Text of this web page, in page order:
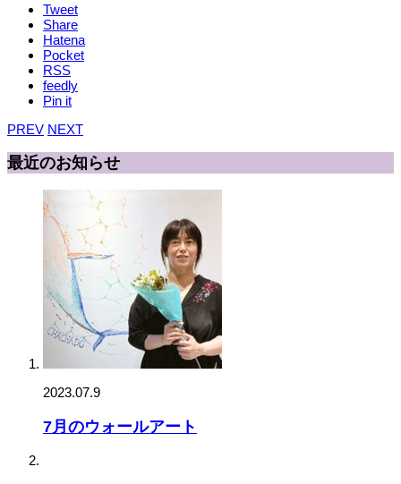
Tweet
Share
Hatena
Pocket
RSS
feedly
Pin it
PREV NEXT
最近のお知らせ
2023.07.9
7月のウォールアート